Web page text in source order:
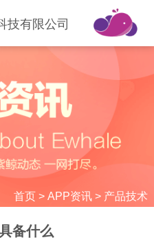
技有限公司
首页> APP资讯> 产品技术
备什么